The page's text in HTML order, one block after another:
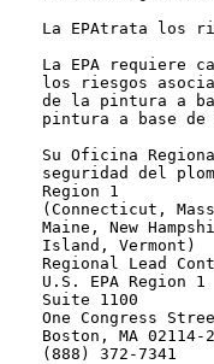
La EPAtrata los
La EPA requiere
los riesgos
de la pintura a
pintura a base de
Su Oficina
seguridad del
   Region 1
(Connecticut,
Maine, New
   Island, Vermont)
Regional Lead
   U.S. EPA Region 1
   Suite 1100
One Congress
Boston, MA 02114-
   (888) 372-7341